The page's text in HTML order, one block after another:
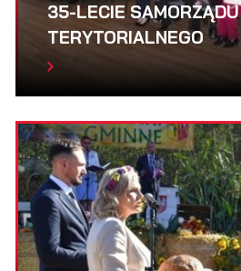
35-LECIE SAMORZĄDU
TERYTORIALNEGO